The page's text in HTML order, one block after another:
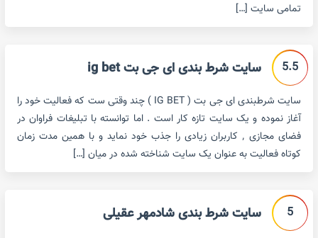
تمامی سایت […]
5.5 سایت شرط بندی ای جی بت ig bet
سایت شرطبندی ای جی بت ( IG BET ) چند وقتی ست که فعالیت خود را
آغاز نموده و یک سایت تازه کار است . اما توانسته با تبلیغات فراوان در
فضای مجازی ٬ کاربران زیادی را جذب خود نماید و با همین مدت زمان
کوتاه فعالیت به عنوان یک سایت شناخته شده در میان […]
5 سایت شرط بندی شادمهر عقیلی